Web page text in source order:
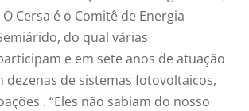
Cersa é o Comitê de Energia
do qual várias
e em sete anos de atuação
dezenas de sistemas fotovoltaicos,
. “Eles não sabiam do nosso